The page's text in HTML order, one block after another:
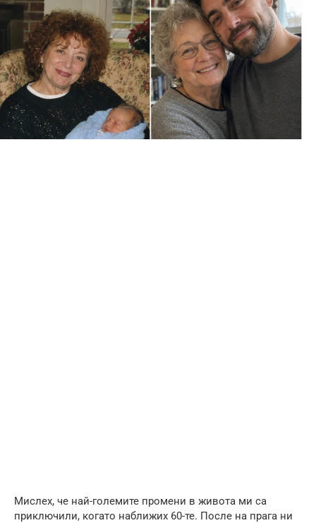
Мислех, че най-големите промени в живота ми са
приключили, когато наближих 60-те. После на прага ни